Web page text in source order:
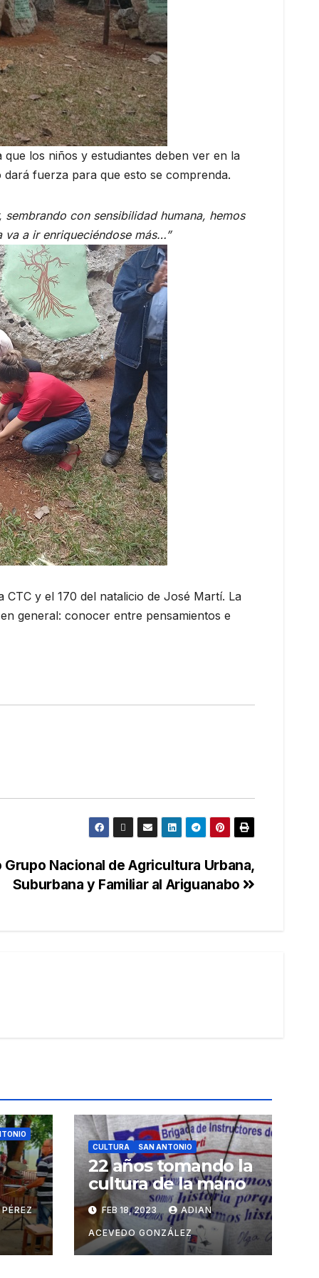
los niños y estudiantes deben ver en la
fuerza para que esto se comprenda.
con sensibilidad humana, hemos
a ir enriqueciéndose más…”
y el 170 del natalicio de José Martí. La
general: conocer entre pensamientos e
Grupo Nacional de Agricultura Urbana,
Suburbana y Familiar al Ariguanabo
CULTURA SAN ANTONIO
22 años tomando la
cultura de la mano
FEB 18, 2023 ADIAN
ACEVEDO GONZÁLEZ